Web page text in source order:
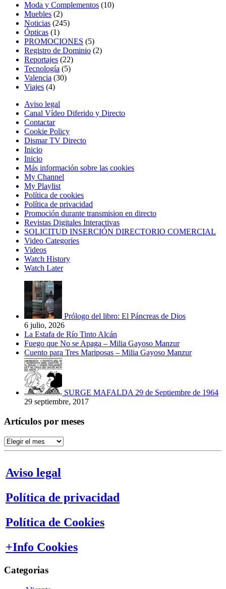
Moda y Complementos (10)
Muebles (2)
Noticias (245)
Ópticas (1)
PROMOCIONES (5)
Registro de Dominio (2)
Reportajes (22)
Tecnología (5)
Valencia (30)
Viajes (4)
Aviso legal
Canal Vídeo Diferido y Directo
Contactar
Cookie Policy
Dismar TV Directo
Inicio
Inicio
Más información sobre las cookies
My Channel
My Playlist
Política de cookies
Política de privacidad
Promoción durante transmision en directo
Revistas Digitales Interactivas
SOLICITUD INSERCIÓN DIRECTORIO COMERCIAL
Video Categories
Videos
Watch History
Watch Later
Prólogo del libro: El Páncreas de Dios
6 julio, 2026
La Estafa de Río Tinto Alcán
Fuego que No se Apaga – Milia Gayoso Manzur
Cuento para Tres Mariposas – Milia Gayoso Manzur
SURGE MAFALDA 29 de Septiembre de 1964
29 septiembre, 2017
Artículos por meses
Artículos
por
Aviso legal
Política de privacidad
Política de Cookies
+Info Cookies
Categorias